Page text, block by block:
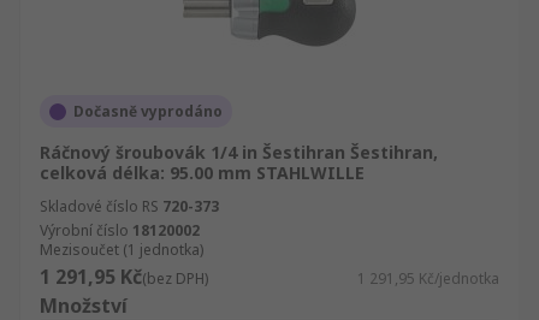
Dočasně vyprodáno
Ráčnový šroubovák 1/4 in Šestihran Šestihran,
celková délka: 95.00 mm STAHLWILLE
Skladové číslo RS 720-373
Výrobní číslo 18120002
Mezisoučet (1 jednotka)
1 291,95 Kč(bez DPH) 1 291,95 Kč/jednotka
Množství